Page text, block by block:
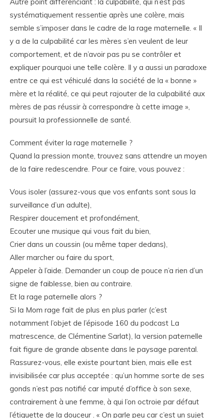
systématiquement ressentie après une colère, mais
semble s’imposer dans le cadre de la rage maternelle. « Il
y a de la culpabilité car les mères s’en veulent de leur
comportement, et de n’avoir pas pu se contrôler et
expliquer pourquoi une telle colère. Il y a aussi un paradoxe
entre ce qui est véhiculé dans la société de la « bonne »
mère et la réalité, ce qui peut rajouter de la culpabilité aux
mères de pas réussir à correspondre à cette image »,
poursuit la professionnelle de santé.
Comment éviter la rage maternelle ?
Quand la pression monte, trouvez sans attendre un moyen
de la faire redescendre. Pour ce faire, vous pouvez :
Vous isoler (assurez-vous que vos enfants sont sous la
surveillance d’un adulte),
Respirer doucement et profondément,
Ecouter une musique qui vous fait du bien,
Crier dans un coussin (ou même taper dedans),
Aller marcher ou faire du sport,
Appeler à l’aide. Demander un coup de pouce n’a rien d’un
signe de faiblesse, bien au contraire.
Et la rage paternelle alors ?
Si la Mom rage fait de plus en plus parler (c’est
notamment l’objet de l’épisode 160 du podcast La
matrescence, de Clémentine Sarlat), la version paternelle
fait figure de grande absente dans le paysage parental.
Rassurez-vous, elle existe pourtant bien, mais elle est
invisibilisée car plus acceptée : qu’un homme sorte de ses
gonds n’est pas notifié car imputé d’office à son sexe,
contrairement à une femme, à qui l’on octroie par défaut
l’étiquette de la douceur . « On parle peu car c’est un sujet